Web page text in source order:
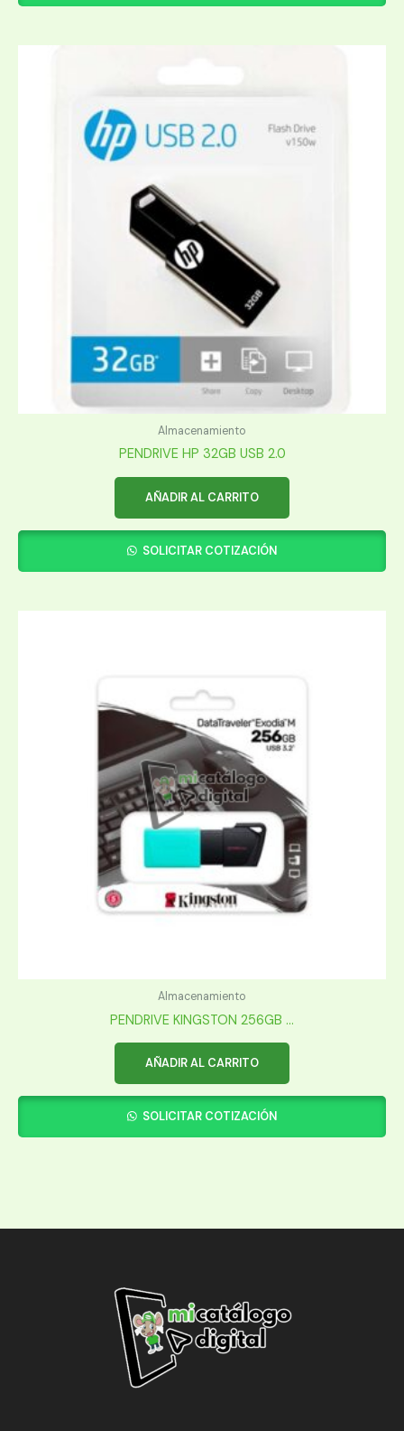
Almacenamiento
PENDRIVE HP 32GB USB 2.0
AÑADIR AL CARRITO
SOLICITAR COTIZACIÓN
Almacenamiento
PENDRIVE KINGSTON 256GB ...
AÑADIR AL CARRITO
SOLICITAR COTIZACIÓN